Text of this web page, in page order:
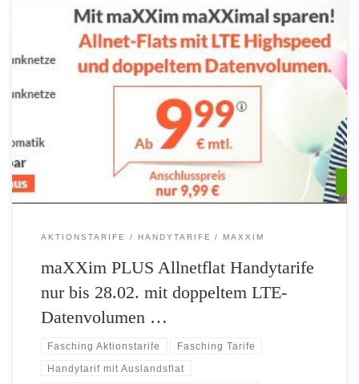
Maximale Leistung, minimaler Preis – Nur bis 28.02.: maXXim PLUS
Allnetflat Handytarife mit doppeltem LTE-Datenvolumen und
Wechselbonus Telefonie- und SMS-Flat in alle deutschen Netze (Fest-
und Handynetze) Doppeltes Highspeed-Datenvolumen mit bis zu 50
MBit/s einmalig 10 Euro Wechselbonus Doppelt so viel drin für
kleines Geld: Mit den maXXim-Handytarifen LTE 500 […]
AKTIONSTARIFE HANDYTARIFE MAXXIM
maXXim PLUS Allnetflat Handytarife
nur bis 28.02. mit doppeltem LTE-
Datenvolumen …
Fasching Aktionstarife Fasching Tarife
Handytarif mit Auslandsflat